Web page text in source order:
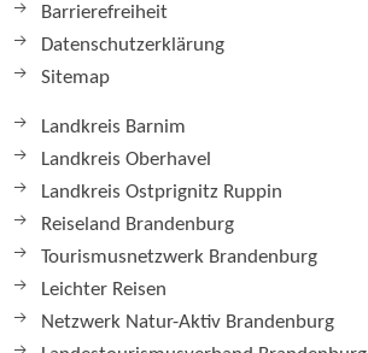
Barrierefreiheit
Datenschutzerklärung
Sitemap
Landkreis Barnim
Landkreis Oberhavel
Landkreis Ostprignitz Ruppin
Reiseland Brandenburg
Tourismusnetzwerk Brandenburg
Leichter Reisen
Netzwerk Natur-Aktiv Brandenburg